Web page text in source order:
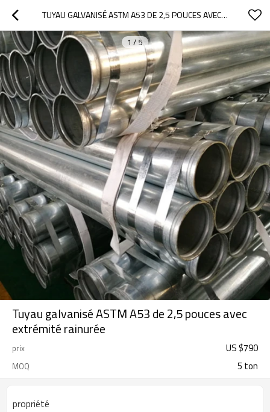
TUYAU GALVANISÉ ASTM A53 DE 2,5 POUCES AVEC EXTRÉMITÉ RAINURÉE
1 /5
Tuyau galvanisé ASTM A53 de 2,5 pouces avec
extrémité rainurée
prix US $790
MOQ 5 ton
propriété